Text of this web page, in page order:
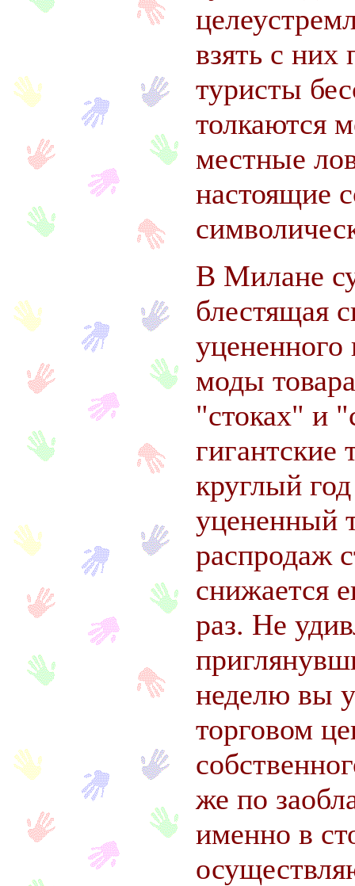
взять с них
туристы
толкаются
местные
настоящие
В Милане
блестящая
моды
"стоках" и
гигантские
круглый
уцененный
распродаж
снижается
раз. Не
неделю вы
торговом
же по
именно в